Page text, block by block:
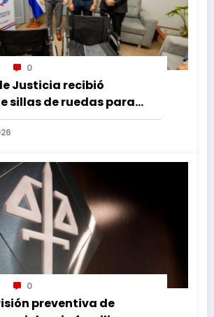
0
Justicia recibió
sillas de ruedas para
0
preventiva de